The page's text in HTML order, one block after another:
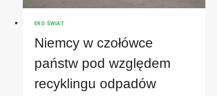
EKO ŚWIAT
Niemcy w czołówce
państw pod względem
recyklingu odpadów